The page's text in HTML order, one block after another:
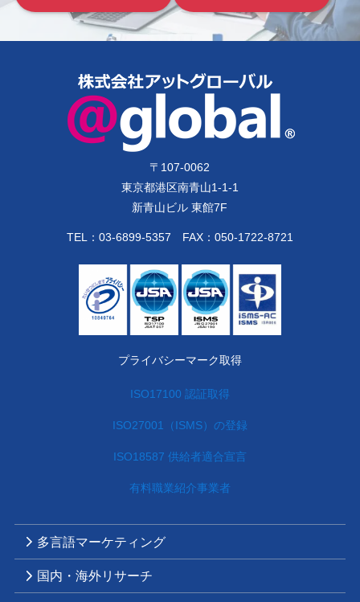
〒 107-0062
東京都港区南青山1-1-1
新青山ビル 東館7F
TEL： 03-6899-5357 FAX：050-1722-8721
プライバシーマーク取得
ISO17100 認証取得
ISO27001（ISMS）の登録
ISO18587 供給者適合宣言
有料職業紹介事業者
多言語マーケティング
国内・海外リサーチ